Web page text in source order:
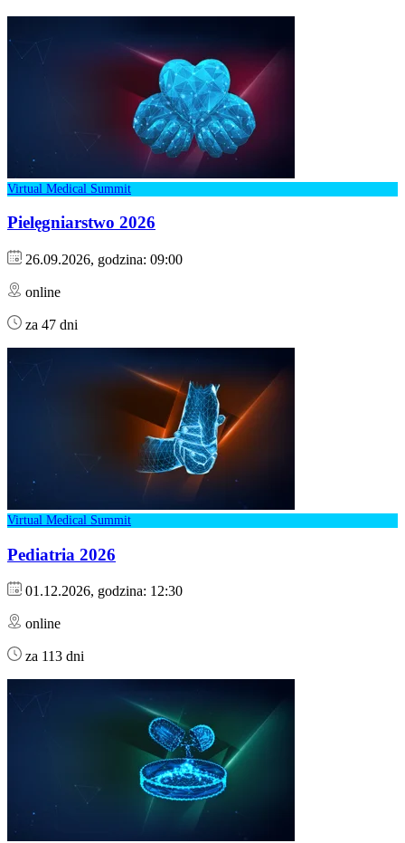
Virtual Medical Summit
Pielęgniarstwo 2026
26.09.2026, godzina: 09:00
online
za 47 dni
Virtual Medical Summit
Pediatria 2026
01.12.2026, godzina: 12:30
online
za 113 dni